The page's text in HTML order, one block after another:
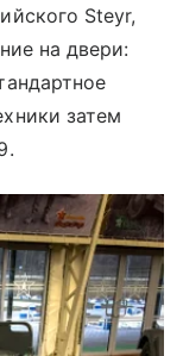
Steyr,
на двери:
затем